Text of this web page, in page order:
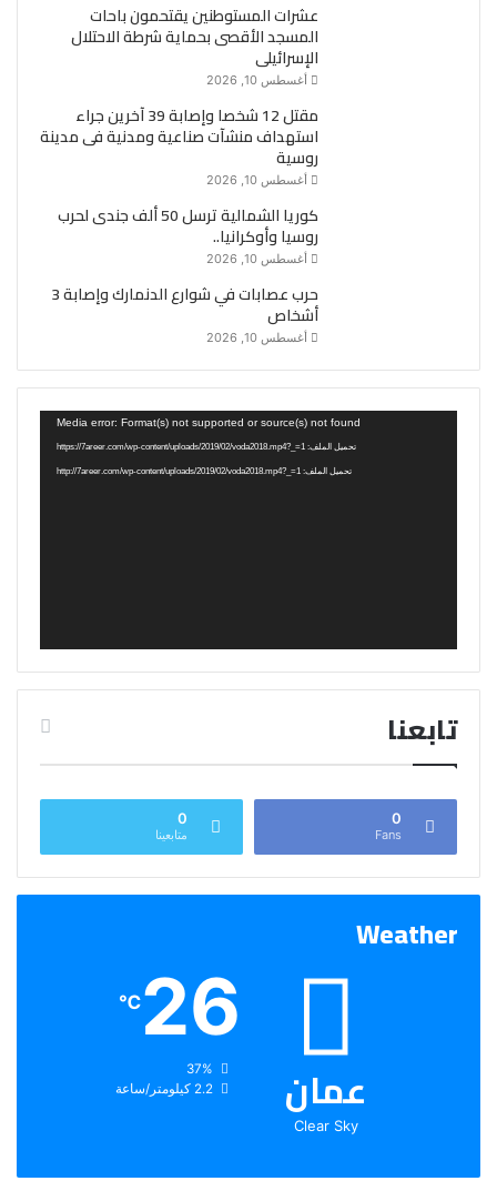
عشرات المستوطنين يقتحمون باحات
المسجد الأقصى بحماية شرطة الاحتلال
الإسرائيلى
أغسطس 10, 2026
مقتل 12 شخصا وإصابة 39 آخرين جراء
استهداف منشآت صناعية ومدنية فى مدينة
روسية
أغسطس 10, 2026
كوريا الشمالية ترسل 50 ألف جندى لحرب
روسيا وأوكرانيا..
أغسطس 10, 2026
حرب عصابات في شوارع الدنمارك وإصابة 3
أشخاص
أغسطس 10, 2026
Media error: Format(s) not supported or source(s) not found
تحميل الملف: https://7areer.com/wp-content/uploads/2019/02/voda2018.mp4?_=1
تحميل الملف: http://7areer.com/wp-content/uploads/2019/02/voda2018.mp4?_=1
تابعنا
0
Fans
0
متابعينا
Weather
عمان
Clear Sky
26
℃
الرطوبة:
الرياح: